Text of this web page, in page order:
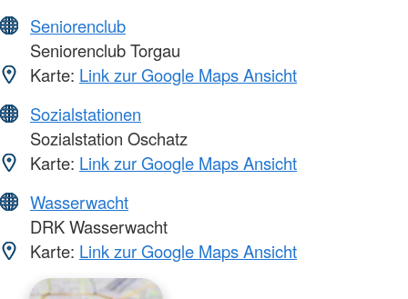
Seniorenclub
Seniorenclub Torgau
Karte: Link zur Google Maps Ansicht
Sozialstationen
Sozialstation Oschatz
Karte: Link zur Google Maps Ansicht
Wasserwacht
DRK Wasserwacht
Karte: Link zur Google Maps Ansicht